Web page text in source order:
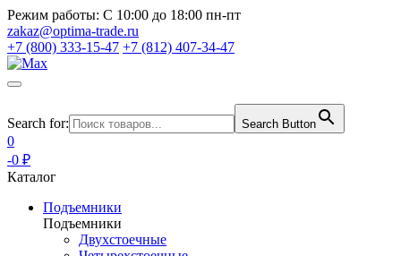
Режим работы: С 10:00 до 18:00 пн-пт
zakaz@optima-trade.ru
+7 (800) 333-15-47 +7 (812) 407-34-47
Search for: Search Button
0
-0 ₽
Каталог
Подъемники
Подъемники
Двухстоечные